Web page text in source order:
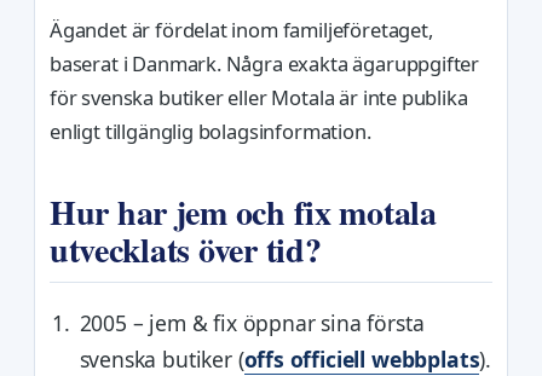
Ägandet är fördelat inom familjeföretaget,
baserat i Danmark. Några exakta ägaruppgifter
för svenska butiker eller Motala är inte publika
enligt tillgänglig bolagsinformation.
Hur har jem och fix motala
utvecklats över tid?
2005 – jem & fix öppnar sina första
svenska butiker (offs officiell webbplats).